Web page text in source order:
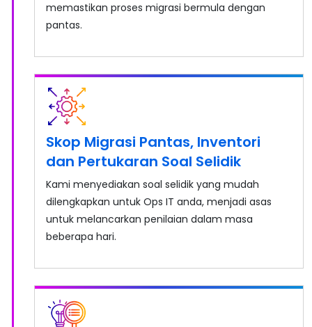
memastikan proses migrasi bermula dengan
pantas.
Skop Migrasi Pantas, Inventori
dan Pertukaran Soal Selidik
Kami menyediakan soal selidik yang mudah
dilengkapkan untuk Ops IT anda, menjadi asas
untuk melancarkan penilaian dalam masa
beberapa hari.